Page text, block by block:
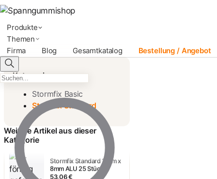
Produkte
Themen
Firma
Blog Gesamtkatalog Bestellung / Angebot
Kategorien
Stormfix Basic
Stormfix Standard
Weitere Artikel aus dieser
Kategorie
Stormfix Standard 10cm x
Stormfix Standard 14cm x
8mm ALU 25 Stück
Stormfix Standard 16cm x
8mm ALU 25 Stück
53,06 €